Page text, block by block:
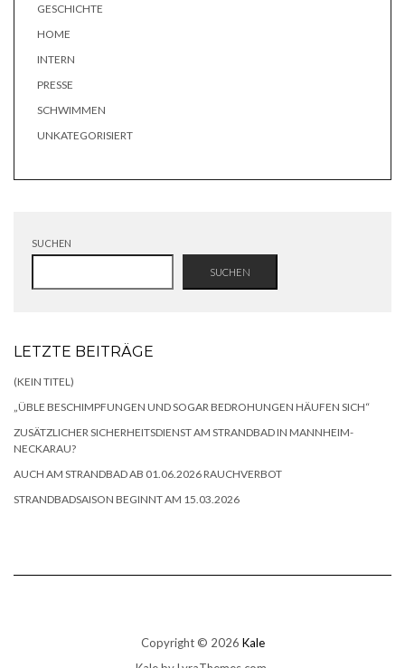
GESCHICHTE
HOME
INTERN
PRESSE
SCHWIMMEN
UNKATEGORISIERT
SUCHEN
SUCHEN
LETZTE BEITRÄGE
(KEIN TITEL)
„ÜBLE BESCHIMPFUNGEN UND SOGAR BEDROHUNGEN HÄUFEN SICH“
ZUSÄTZLICHER SICHERHEITSDIENST AM STRANDBAD IN MANNHEIM-
NECKARAU?
AUCH AM STRANDBAD AB 01.06.2026 RAUCHVERBOT
STRANDBADSAISON BEGINNT AM 15.03.2026
Copyright © 2026 Kale